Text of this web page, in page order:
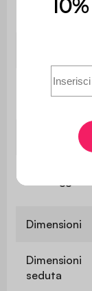
supportato
Dimensioni
Dimensioni
seduta